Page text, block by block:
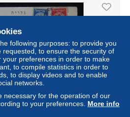
Jerusalem pour Paris - 1960 - J
following purposes: to provide you
requested, to ensure the security of
preferences in order to make
to compile statistics in order to
to display videos and to enable
networks.
necessary for the operation of our
to your preferences. More info